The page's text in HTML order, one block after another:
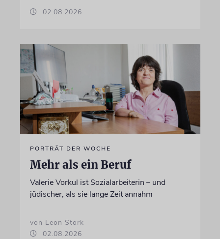
02.08.2026
PORTRÄT DER WOCHE
Mehr als ein Beruf
Valerie Vorkul ist Sozialarbeiterin – und
jüdischer, als sie lange Zeit annahm
von Leon Stork
02.08.2026